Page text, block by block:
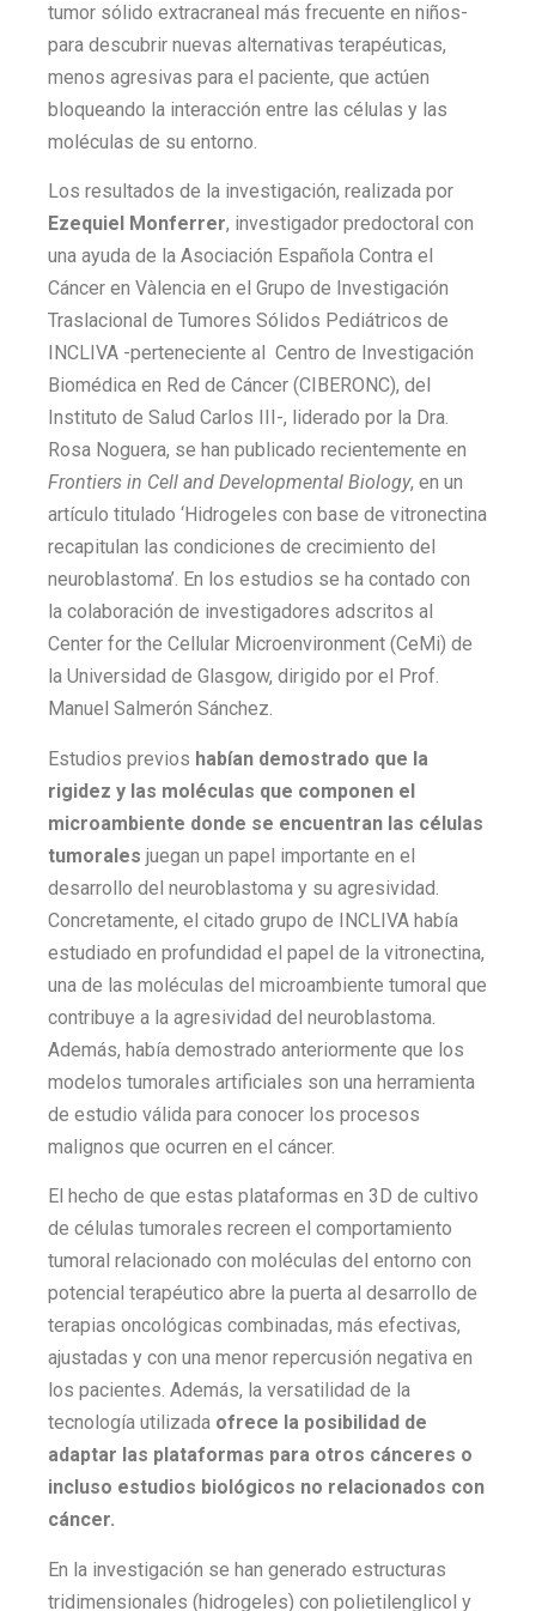
tumor sólido extracraneal más frecuente en niños-
para descubrir nuevas alternativas terapéuticas,
menos agresivas para el paciente, que actúen
bloqueando la interacción entre las células y las
moléculas de su entorno.
Los resultados de la investigación, realizada por
Ezequiel Monferrer, investigador predoctoral con
una ayuda de la Asociación Española Contra el
Cáncer en Vàlencia en el Grupo de Investigación
Traslacional de Tumores Sólidos Pediátricos de
INCLIVA -perteneciente al Centro de Investigación
Biomédica en Red de Cáncer (CIBERONC), del
Instituto de Salud Carlos III-, liderado por la Dra.
Rosa Noguera, se han publicado recientemente en
Frontiers in Cell and Developmental Biology, en un
artículo titulado ‘Hidrogeles con base de vitronectina
recapitulan las condiciones de crecimiento del
neuroblastoma’. En los estudios se ha contado con
la colaboración de investigadores adscritos al
Center for the Cellular Microenvironment (CeMi) de
la Universidad de Glasgow, dirigido por el Prof.
Manuel Salmerón Sánchez.
Estudios previos habían demostrado que la
rigidez y las moléculas que componen el
microambiente donde se encuentran las células
tumorales juegan un papel importante en el
desarrollo del neuroblastoma y su agresividad.
Concretamente, el citado grupo de INCLIVA había
estudiado en profundidad el papel de la vitronectina,
una de las moléculas del microambiente tumoral que
contribuye a la agresividad del neuroblastoma.
Además, había demostrado anteriormente que los
modelos tumorales artificiales son una herramienta
de estudio válida para conocer los procesos
malignos que ocurren en el cáncer.
El hecho de que estas plataformas en 3D de cultivo
de células tumorales recreen el comportamiento
tumoral relacionado con moléculas del entorno con
potencial terapéutico abre la puerta al desarrollo de
terapias oncológicas combinadas, más efectivas,
ajustadas y con una menor repercusión negativa en
los pacientes. Además, la versatilidad de la
tecnología utilizada ofrece la posibilidad de
adaptar las plataformas para otros cánceres o
incluso estudios biológicos no relacionados con
cáncer.
En la investigación se han generado estructuras
tridimensionales (hidrogeles) con polietilenglicol y